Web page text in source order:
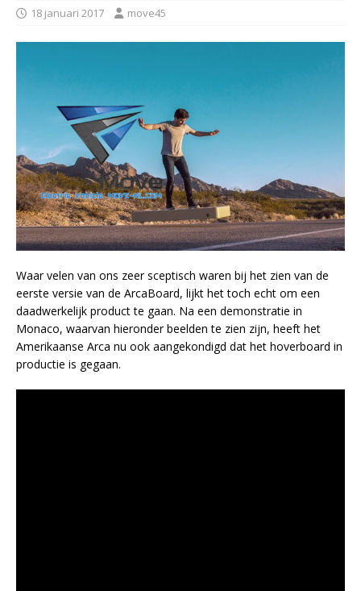
18 januari 2017 move45
Waar velen van ons zeer sceptisch waren bij het zien van de
eerste versie van de ArcaBoard, lijkt het toch echt om een
daadwerkelijk product te gaan. Na een demonstratie in
Monaco, waarvan hieronder beelden te zien zijn, heeft het
Amerikaanse Arca nu ook aangekondigd dat het hoverboard in
productie is gegaan.